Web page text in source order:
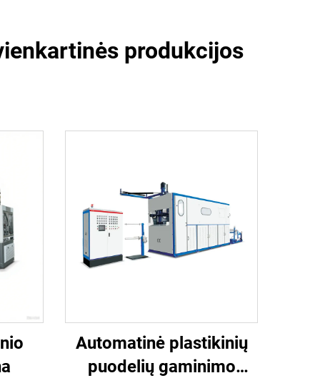
produkcijos
Automatinė plastikinių
puodelių gaminimo